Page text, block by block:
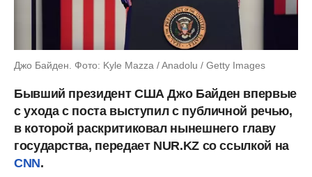
Джо Байден. Фото: Kyle Mazza / Anadolu / Getty Images
Бывший президент США Джо Байден впервые
с ухода с поста выступил с публичной речью,
в которой раскритиковал нынешнего главу
государства, передает NUR.KZ со ссылкой на
CNN.